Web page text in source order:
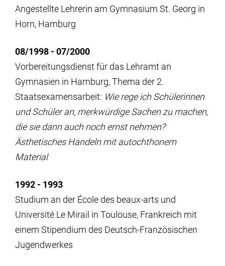
Angestellte Lehrerin am Gymnasium St. Georg in
Horn, Hamburg
08/1998 - 07/2000
Vorbereitungsdienst für das Lehramt an
Gymnasien in Hamburg, Thema der 2.
Staatsexamensarbeit: Wie rege ich Schülerinnen
und Schüler an, merkwürdige Sachen zu machen,
die sie dann auch noch ernst nehmen?
Ästhetisches Handeln mit autochthonem
Material
1992 - 1993
Studium an der École des beaux-arts und
Université Le Mirail in Toulouse, Frankreich mit
einem Stipendium des Deutsch-Französischen
Jugendwerkes